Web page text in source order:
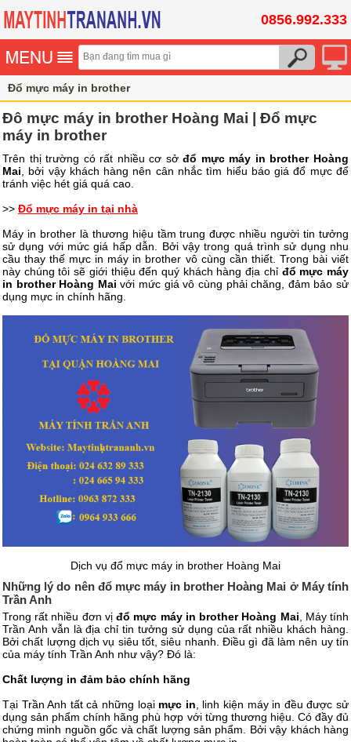
0856.992.333
Đổ mực máy in brother
Đô mực máy in brother Hoàng Mai | Đổ mực
máy in brother
Trên thị trường có rất nhiều cơ sởđổ mực máy in brother Hoàng
Mai , bởi vậy khách hàng nên cân nhắc tìm hiểu báo giá đổ mực để
tránh việc hét giá quá cao.
>> Đổ mực máy in tại nhà
Máy in brother là thương hiệu tầm trung được nhiều người tin tưởng
sử dụng với mức giá hấp dẫn. Bởi vậy trong quá trình sử dụng nhu
cầu thay thế mực in máy in brother vô cùng cần thiết. Trong bài viết
này chúng tôi sẽ giới thiệu đến quý khách hàng địa chỉ đổ mực máy
in brother Hoàng Mai với mức giá vô cùng phải chăng, đảm bảo sử
dụng mực in chính hãng.
Dịch vụ đổ mực máy in brother Hoàng Mai
Những lý do nên đổ mực máy in brother Hoàng Mai ở Máy tính
Trần Anh
Trong rất nhiều đơn vịđổ mực máy in brother Hoàng Mai , Máy tính
Trần Anh vẫn là địa chỉ tin tưởng sử dụng của rất nhiều khách hàng.
Bởi chất lượng dịch vụ siêu tốt, siêu nhanh. Điều gì đã làm nên uy tín
của máy tính Trần Anh như vậy? Đó là:
Chất lượng in đảm bảo chính hãng
Tại Trần Anh tất cả những loại mực in , linh kiện máy in đều được sử
dụng sản phẩm chính hãng phù hợp với từng thương hiệu. Có đầy đủ
chứng minh nguồn gốc và chất lượng sản phẩm. Bởi vậy khách hàng